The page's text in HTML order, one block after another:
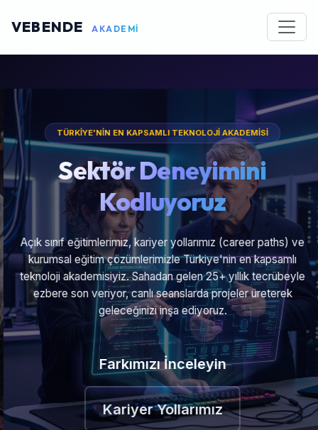
VEBENDE AKADEMİ
TÜRKİYE'NİN EN KAPSAMLI TEKNOLOJİ AKADEMİSİ
Sektör Deneyimini
Kodluyoruz
Açık sınıf eğitimlerimiz, kariyer yollarımız (career paths) ve
kurumsal eğitim çözümlerimizle Türkiye'nin en kapsamlı
teknoloji akademisiyiz. Sahadan gelen 25+ yıllık tecrübeyle
ezbere son veriyor, canlı seanslarda projeler üreterek
geleceğinizi inşa ediyoruz.
Farkımızı İnceleyin
Kariyer Yollarımız